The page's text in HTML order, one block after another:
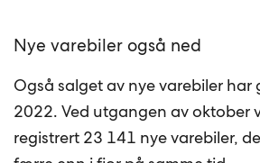
Nye varebiler også ned
Også salget av nye varebiler
2022. Ved utgangen av oktober
registrert 23 141 nye varebiler,